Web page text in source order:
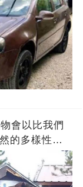
會以比我們
的多樣性感